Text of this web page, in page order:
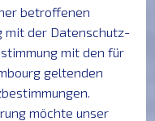
betroffenen
mit der Datenschutz-
mit den für
geltenden
möchte unser